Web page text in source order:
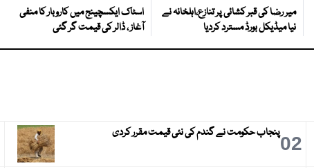
میر رضا کی قبر کشائی پر تنازع،اہلخانہ نے
نیا میڈیکل بورڈ مسترد کردیا
اسٹاک ایکسچینج میں کاروبار کا منفی
آغاز ، ڈالر کی قیمت گر گئی
02پنجاب حکومت نے گندم کی نئی قیمت مقرر کردی